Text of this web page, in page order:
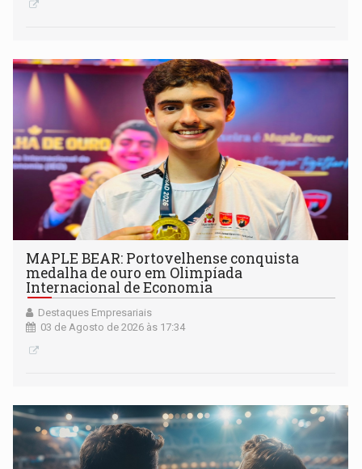
MAPLE BEAR: Portovelhense conquista
medalha de ouro em Olimpíada
Internacional de Economia
Destaques Empresariais
03 de Agosto de 2026 às 17:34